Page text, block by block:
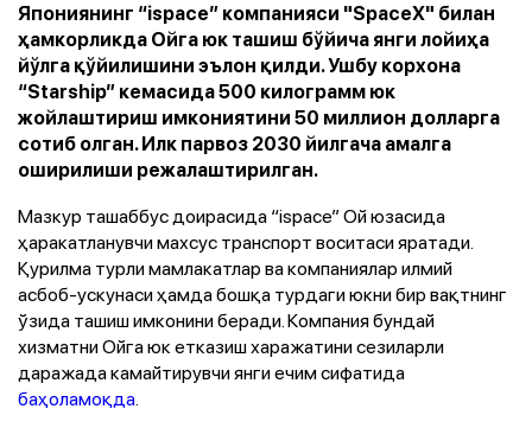
Япониянинг “ispace” компанияси "SpaceX" билан
ҳамкорликда Ойга юк ташиш бўйича янги лойиҳа
йўлга қўйилишини эълон қилди. Ушбу корхона
“Starship” кемасида 500 килограмм юк
жойлаштириш имкониятини 50 миллион долларга
сотиб олган. Илк парвоз 2030 йилгача амалга
оширилиши режалаштирилган.
Мазкур ташаббус доирасида “ispace” Ой юзасида
ҳаракатланувчи махсус транспорт воситаси яратади.
Қурилма турли мамлакатлар ва компаниялар илмий
асбоб-ускунаси ҳамда бошқа турдаги юкни бир вақтнинг
ўзида ташиш имконини беради. Компания бундай
хизматни Ойга юк етказиш харажатини сезиларли
даражада камайтирувчи янги ечим сифатида
баҳоламоқда.